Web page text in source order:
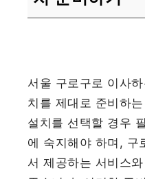
서울 구로구로 이사
치를 제대로 준비하
설치를 선택할 경우
에 숙지해야 하며, 구
서 제공하는 서비스